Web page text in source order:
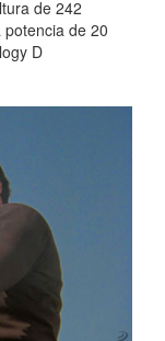
de 242
de 20
D